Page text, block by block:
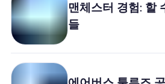
맨체스터 경험: 할
들